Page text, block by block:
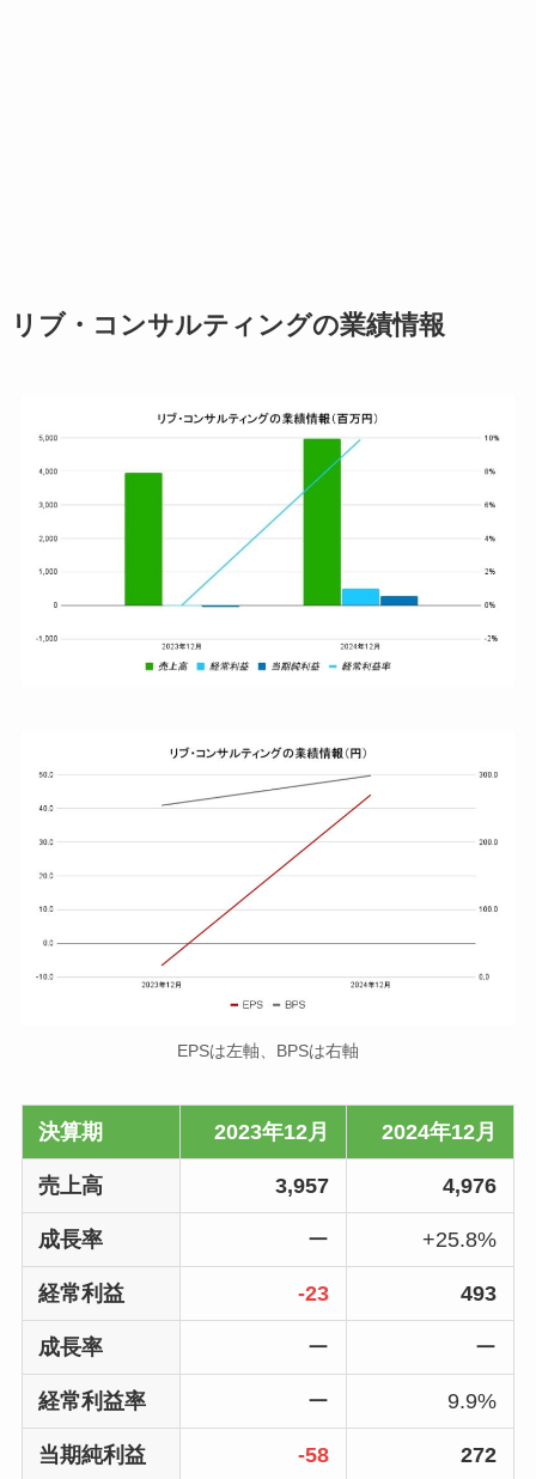
リブ・コンサルティングの業績情報
EPSは左軸、BPSは右軸
決算期 2023年12月 2024年12月
売上高 3,957 4,976
成長率 ー +25.8%
経常利益 -23 493
成長率 ー ー
経常利益率 ー 9.9%
当期純利益 -58 272